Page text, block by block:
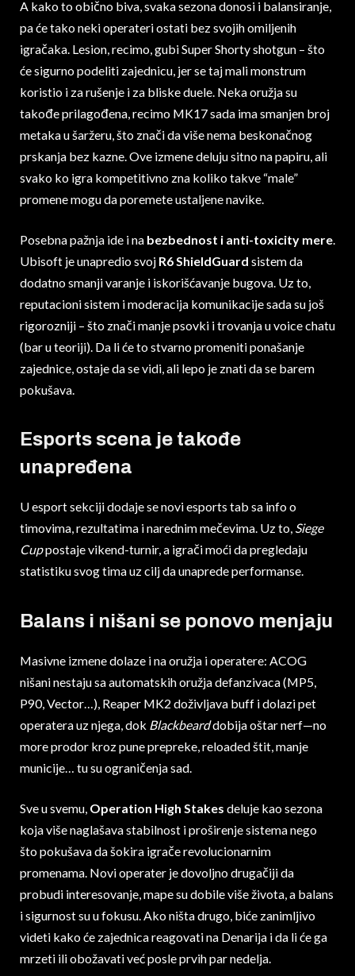
A kako to obično biva, svaka sezona donosi i balansiranje,
pa će tako neki operateri ostati bez svojih omiljenih
igračaka. Lesion, recimo, gubi Super Shorty shotgun – što
će sigurno podeliti zajednicu, jer se taj mali monstrum
koristio i za rušenje i za bliske duele. Neka oružja su
takođe prilagođena, recimo MK17 sada ima smanjen broj
metaka u šaržeru, što znači da više nema beskonačnog
prskanja bez kazne. Ove izmene deluju sitno na papiru, ali
svako ko igra kompetitivno zna koliko takve “male”
promene mogu da poremete ustaljene navike.
Posebna pažnja ide i na bezbednost i anti-toxicity mere.
Ubisoft je unapredio svoj R6 ShieldGuard sistem da
dodatno smanji varanje i iskorišćavanje bugova. Uz to,
reputacioni sistem i moderacija komunikacije sada su još
rigorozniji – što znači manje psovki i trovanja u voice chatu
(bar u teoriji). Da li će to stvarno promeniti ponašanje
zajednice, ostaje da se vidi, ali lepo je znati da se barem
pokušava.
Esports scena je takođe
unapređena
U esport sekciji dodaje se novi esports tab sa info o
timovima, rezultatima i narednim mečevima. Uz to, Siege
Cuppostaje vikend-turnir, a igrači moći da pregledaju
statistiku svog tima uz cilj da unaprede performanse.
Balans i nišani se ponovo menjaju
Masivne izmene dolaze i na oružja i operatere: ACOG
nišani nestaju sa automatskih oružja defanzivaca (MP5,
P90, Vector…), Reaper MK2 doživljava buff i dolazi pet
operatera uz njega, dok Blackbearddobija oštar nerf—no
more prodor kroz pune prepreke, reloaded štit, manje
municije… tu su ograničenja sad.
Sve u svemu, Operation High Stakes deluje kao sezona
koja više naglašava stabilnost i proširenje sistema nego
što pokušava da šokira igrače revolucionarnim
promenama. Novi operater je dovoljno drugačiji da
probudi interesovanje, mape su dobile više života, a balans
i sigurnost su u fokusu. Ako ništa drugo, biće zanimljivo
videti kako će zajednica reagovati na Denarija i da li će ga
mrzeti ili obožavati već posle prvih par nedelja.